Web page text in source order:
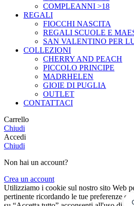
COMPLEANNI >18
REGALI
FIOCCHI NASCITA
REGALI SCUOLE E
SAN VALENTINO PER
COLLEZIONI
CHERRY AND PEACH
PICCOLO PRINCIPE
MADRHELEN
GIOIE DI PUGLIA
OUTLET
CONTATTACI
Carrello
Chiudi
Accedi
Chiudi
Non hai un account?
Crea un account
Utilizziamo i cookie sul nostro sito Web
pertinente ricordando le tue preferenze e